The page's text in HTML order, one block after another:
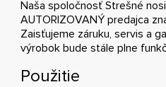
Naša spoločnosť Strešné
AUTORIZOVANÝ predajca
Zaisťujeme záruku, servis a
výrobok bude stále plne
Použitie